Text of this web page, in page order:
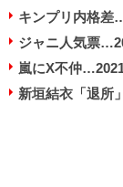
キンプリ内格差
ジャニ人気票
嵐にX不仲
新垣結衣「退所